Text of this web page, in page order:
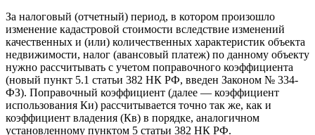
За налоговый (отчетный) период, в котором произошло
изменение кадастровой стоимости вследствие изменений
качественных и (или) количественных характеристик объекта
недвижимости, налог (авансовый платеж) по данному объекту
нужно рассчитывать с учетом поправочного коэффициента
(новый пункт 5.1 статьи 382 НК РФ, введен Законом № 334-
ФЗ). Поправочный коэффициент (далее — коэффициент
использования Ки) рассчитывается точно так же, как и
коэффициент владения (Кв) в порядке, аналогичном
установленному пунктом 5 статьи 382 НК РФ.